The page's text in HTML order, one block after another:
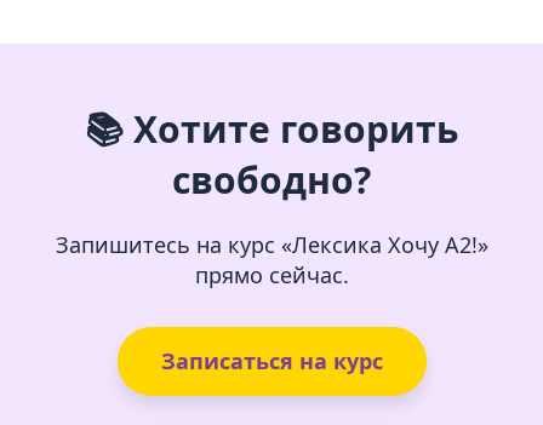
📚 Хотите говорить
свободно?
Запишитесь на курс «Лексика Хочу А2!»
прямо сейчас.
Записаться на курс